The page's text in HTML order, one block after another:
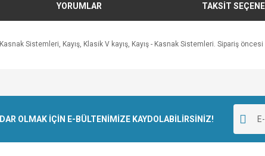
YORUMLAR TAKSİT
Kasnak Sistemleri, Kayış, Klasik V kayış, Kayış - Kasnak Sistemleri. Sipariş
OLMAK İÇİN E-BÜLTENİMİZE KAYDOLABİLİRSİNİZ!